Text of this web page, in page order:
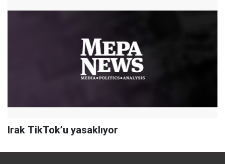
Irak TikTok’u yasaklıyor